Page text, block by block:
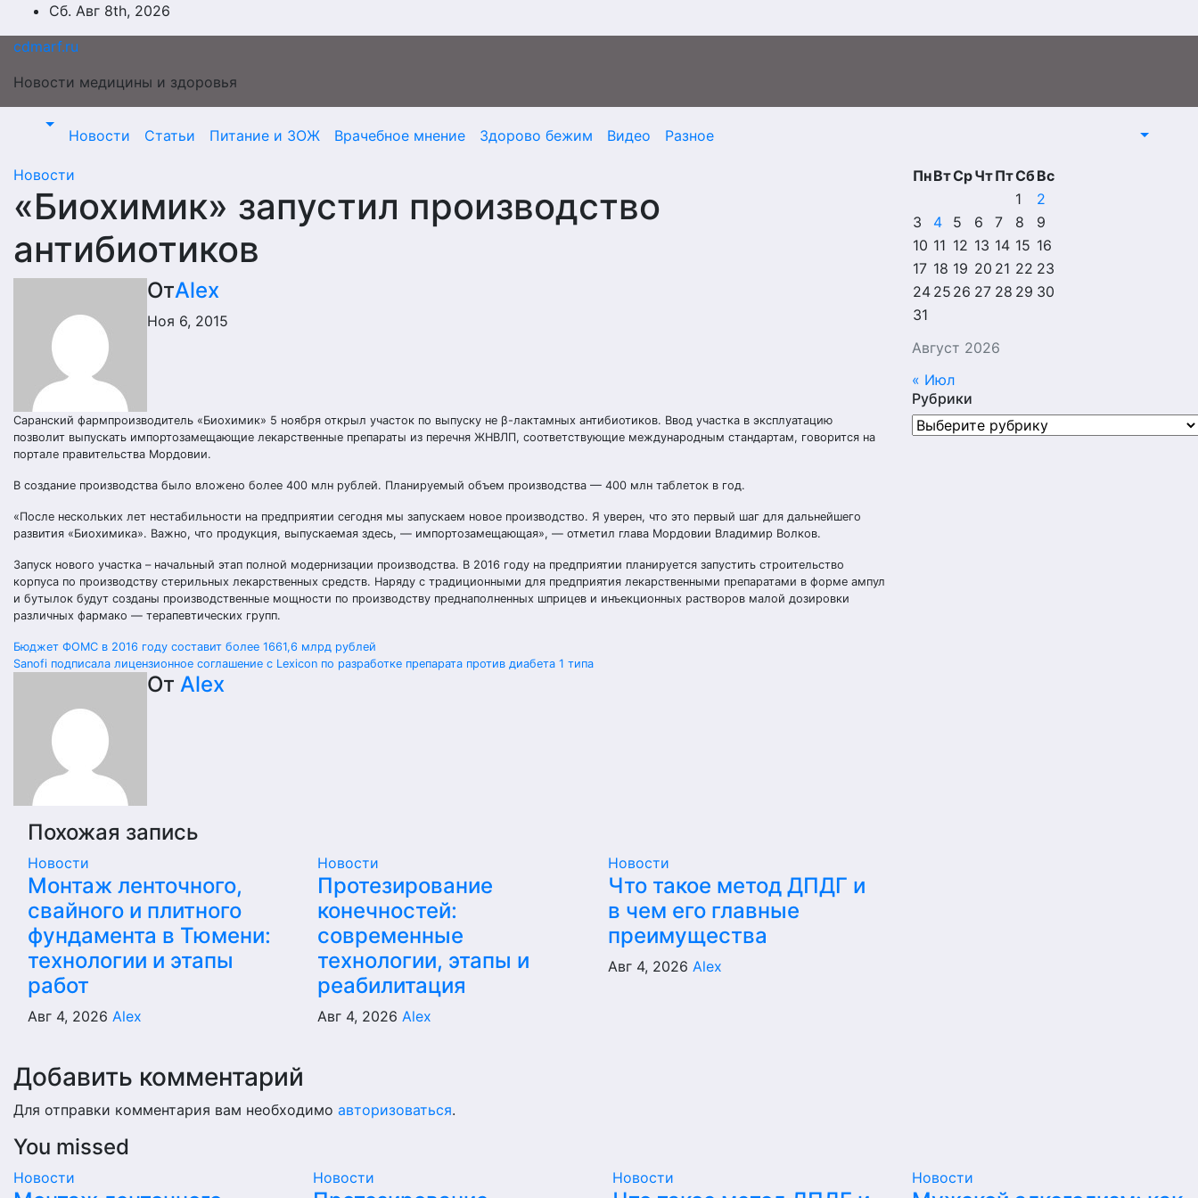
Перейти
к
содержимому
Сб. Авг 8th, 2026
cdmarf.ru
Новости медицины и здоровья
Новости Статьи Питание и ЗОЖ Врачебное мнение Здорово бежим Видео Разное
Новости
«Биохимик» запустил производство
антибиотиков
ОтAlex
Ноя 6, 2015
Саранский фармпроизводитель «Биохимик» 5 ноября открыл участок по выпуску не β-лактамных антибиотиков. Ввод участка в эксплуатацию
позволит выпускать импортозамещающие лекарственные препараты из перечня ЖНВЛП, соответствующие международным стандартам, говорится на
портале правительства Мордовии.
В создание производства было вложено более 400 млн рублей. Планируемый объем производства — 400 млн таблеток в год.
«После нескольких лет нестабильности на предприятии сегодня мы запускаем новое производство. Я уверен, что это первый шаг для дальнейшего
развития «Биохимика». Важно, что продукция, выпускаемая здесь, — импортозамещающая», — отметил глава Мордовии Владимир Волков.
Запуск нового участка – начальный этап полной модернизации производства. В 2016 году на предприятии планируется запустить строительство
корпуса по производству стерильных лекарственных средств. Наряду с традиционными для предприятия лекарственными препаратами в форме ампул
и бутылок будут созданы производственные мощности по производству преднаполненных шприцев и инъекционных растворов малой дозировки
различных фармако — терапевтических групп.
Навигация
записям
Бюджет ФОМС в 2016 году составит более 1661,6 млрд рублей
Sanofi подписала лицензионное соглашение с Lexicon по разработке препарата против диабета 1 типа
От Alex
Похожая запись
Новости
Монтаж ленточного,
свайного и плитного
фундамента в Тюмени:
технологии и этапы
работ
Авг 4, 2026 Alex
Новости
Протезирование
конечностей:
современные
технологии, этапы и
реабилитация
Авг 4, 2026Alex
Новости
Что такое метод ДПДГ и
в чем его главные
преимущества
Авг 4, 2026 Alex
Добавить комментарий
Для отправки комментария вам необходимо авторизоваться.
Август 2026
ПнВтСрЧтПтСбВс
1
2
3
4 5 6 7 8
9
10 11 12 13 14 15 16
17 18 19 20 21 22 23
24 25 26 27 28 29 30
31
« Июл
Рубрики
Рубрики
You missed
Новости Новости Новости Новости